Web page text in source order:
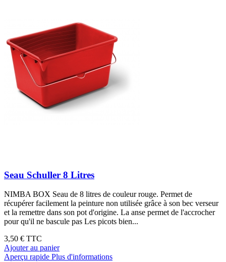
Seau Schuller 8 Litres
NIMBA BOX Seau de 8 litres de couleur rouge. Permet de
récupérer facilement la peinture non utilisée grâce à son bec verseur
et la remettre dans son pot d'origine. La anse permet de l'accrocher
pour qu'il ne bascule pas Les picots bien...
3,50 € TTC
Ajouter au panier
Aperçu rapide Plus d'informations